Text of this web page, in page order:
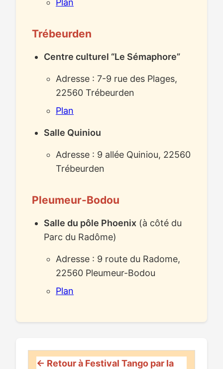
Plan
Trébeurden
Centre culturel “Le Sémaphore”
Adresse : 7-9 rue des Plages,
22560 Trébeurden
Plan
Salle Quiniou
Adresse : 9 allée Quiniou, 22560
Trébeurden
Pleumeur-Bodou
Salle du pôle Phoenix (à côté du
Parc du Radôme)
Adresse : 9 route du Radome,
22560 Pleumeur-Bodou
Plan
← Retour à Festival Tango par la